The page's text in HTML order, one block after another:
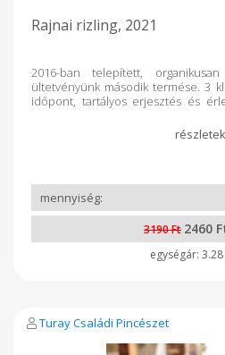
Rajnai rizling, 2021
2016-ban telepített,
ültetvényünk második termése. 3
időpont, tartályos erjesztés és
3190 Ft 2460
Turay Családi Pincészet